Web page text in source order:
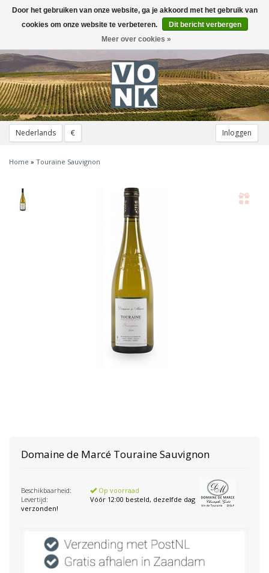
Nederlands € Inloggen
Toggle
navigation
Home » Touraine Sauvignon
Domaine de Marcé Touraine Sauvignon
Beschikbaarheid:
Op voorraad
Levertijd:
Vóór 12:00 besteld, dezelfde dag
verzonden!
Door het gebruiken van onze website, ga je akkoord met het gebruik van
cookies om onze website te verbeteren.
Dit bericht verbergen
Meer over cookies »